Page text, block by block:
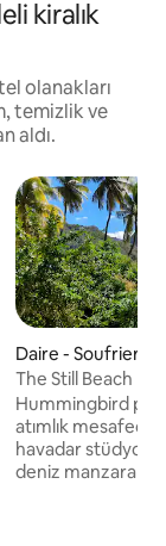
kiralık
olanakları
temizlik ve
aldı.
Daire - Soufriere
The Still Beach
Hummingbird
atımlık mesafede
havadar stüdyoda
deniz